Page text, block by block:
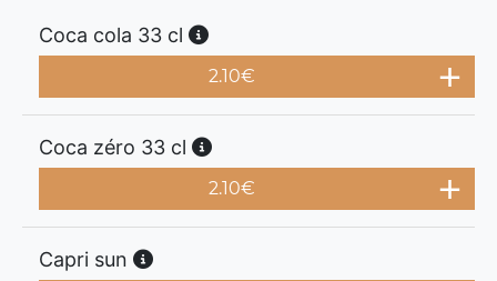
Coca cola 33 cl
2.10€
Coca zéro 33 cl
2.10€
Capri sun